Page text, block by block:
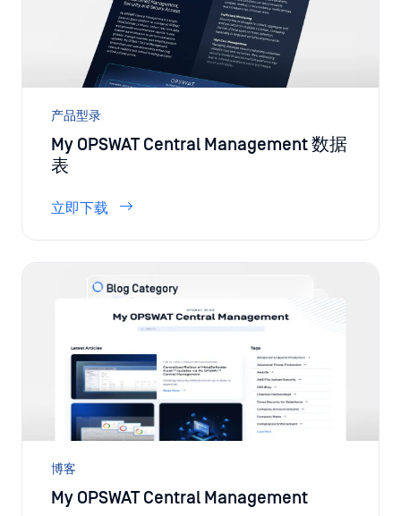
产品型录
My OPSWAT Central Management 数据
表
立即下载
博客
My OPSWAT Central Management